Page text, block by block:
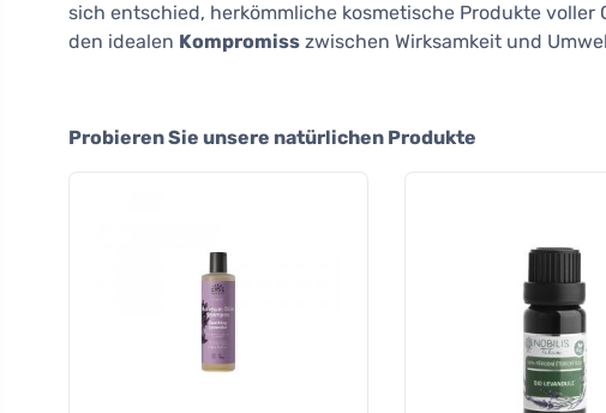
sich entschied, herkömmliche kosmetische Produkte
den idealen Kompromiss zwischen Wirksamkeit und
Probieren Sie unsere natürlichen Produkte